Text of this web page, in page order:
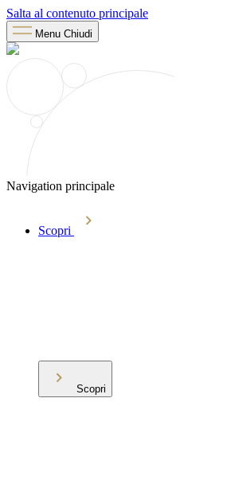
Salta al contenuto principale
Menu Chiudi
Navigation principale
Scopri
Scopri